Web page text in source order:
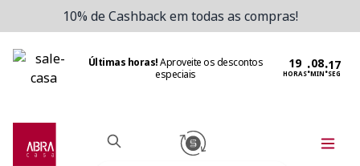
10% de Cashback em todas as compras!
Últimas horas!Aproveite os descontos
especiais
HORAS:MIN:SEG